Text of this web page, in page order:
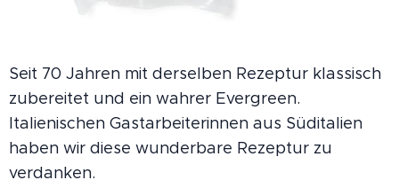
Seit 70 Jahren mit derselben Rezeptur klassisch
zubereitet und ein wahrer Evergreen.
Italienischen Gastarbeiterinnen aus Süditalien
haben wir diese wunderbare Rezeptur zu
verdanken.